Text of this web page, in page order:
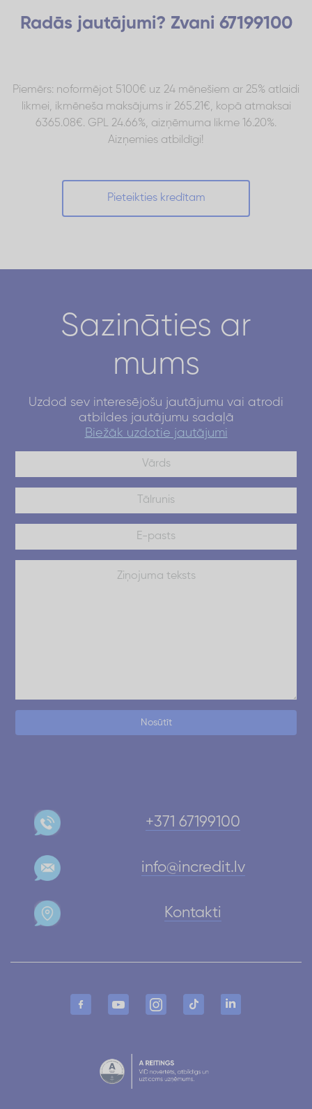
Radās jautājumi? Zvani 67199100
Piemērs: noformējot 5100€ uz 24 mēnešiem ar 25% atlaidi
likmei, ikmēneša maksājums ir 265.21€, kopā atmaksai
6365.08€. GPL 24.66%, aizņēmuma likme 16.20%.
Aizņemies atbildīgi!
Pieteikties kredītam
Sazināties ar
mums
Uzdod sev interesējošu jautājumu vai atrodi
atbildes jautājumu sadaļā
Biežāk uzdotie jautājumi
Nosūtīt
+371 67199100
info@incredit.lv
Kontakti